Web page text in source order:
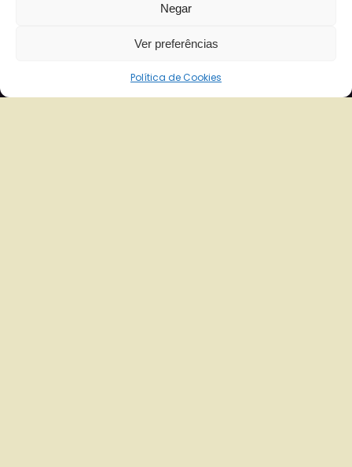
Negar
Ver preferências
Política de Cookies